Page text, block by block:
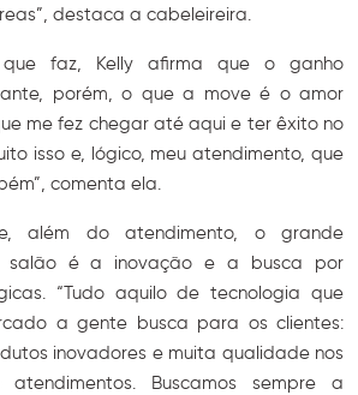
destaca a cabeleireira.
que faz, Kelly afirma que o ganho
porém, o que a move é o amor
me fez chegar até aqui e ter êxito no
isso e, lógico, meu atendimento, que
comenta ela.
além do atendimento, o grande
salão é a inovação e a busca por
“Tudo aquilo de tecnologia que
a gente busca para os clientes:
inovadores e muita qualidade nos
atendimentos. Buscamos sempre a